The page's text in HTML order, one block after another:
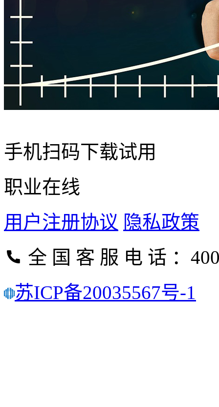
手机扫码下载试用
职业在线
用户注册协议 隐私政策
全 国 客 服 电 话 ：
苏ICP备20035567号-1